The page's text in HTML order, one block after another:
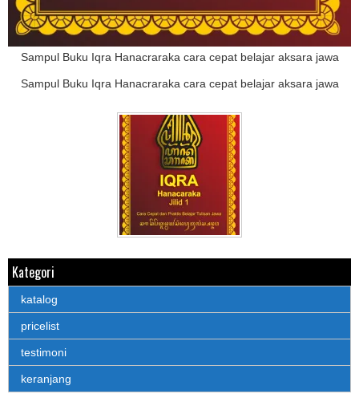
Sampul Buku Iqra Hanacraraka cara cepat belajar aksara jawa
Sampul Buku Iqra Hanacraraka cara cepat belajar aksara jawa
Kategori
katalog
pricelist
testimoni
keranjang